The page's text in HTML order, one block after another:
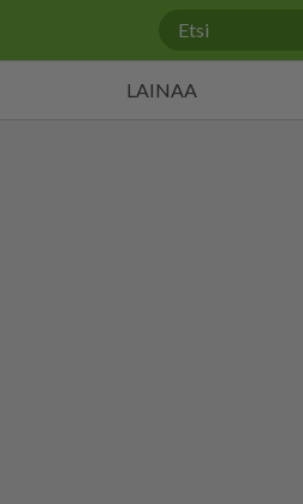
LAINAA